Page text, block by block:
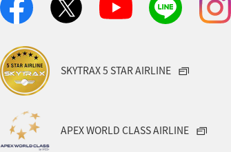
SKYTRAX 5 STAR AIRLINE
APEX WORLD CLASS AIRLINE